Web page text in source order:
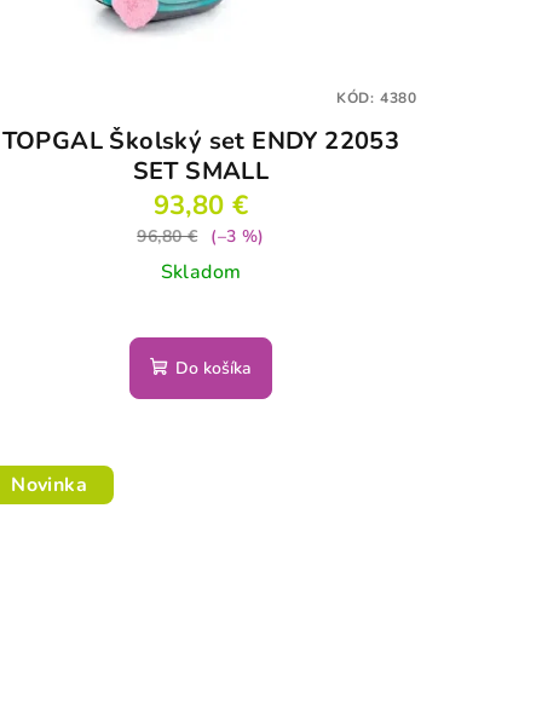
TOPGAL Školský set ENDY 22053
SET SMALL
93,80 €
96,80 € (–3 %)
Skladom
Do košíka
KÓD: 4380
Novinka